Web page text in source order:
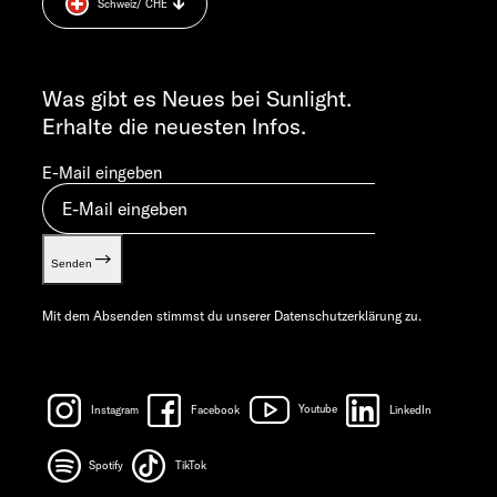
FR 7:30 – 12:00 UHR
info@sunlight.de
Cookie Consent
Was gibt es Neues bei Sunlight.
Erhalte die neuesten Infos.
E-Mail eingeben
Senden
Mit dem Absenden stimmst du unserer Datenschutzerklärung zu.
Instagram Facebook Youtube LinkedIn
Spotify TikTok
Schweiz/ CHE